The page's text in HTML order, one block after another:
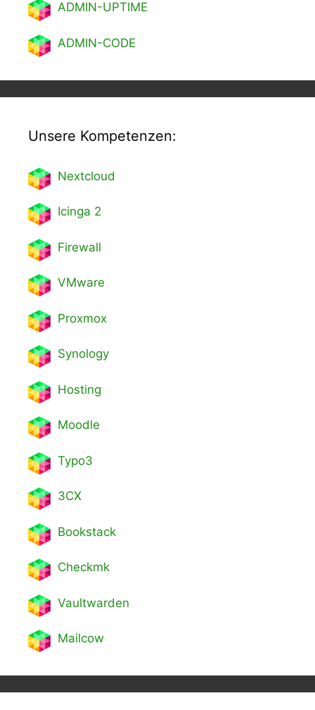
ADMIN-UPTIME
ADMIN-CODE
Unsere Kompetenzen:
Nextcloud
Icinga 2
Firewall
VMware
Proxmox
Synology
Hosting
Moodle
Typo3
3CX
Bookstack
Checkmk
Vaultwarden
Mailcow